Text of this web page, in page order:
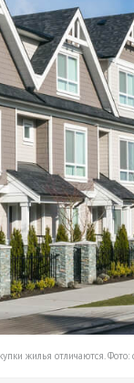
жилья отличаются.